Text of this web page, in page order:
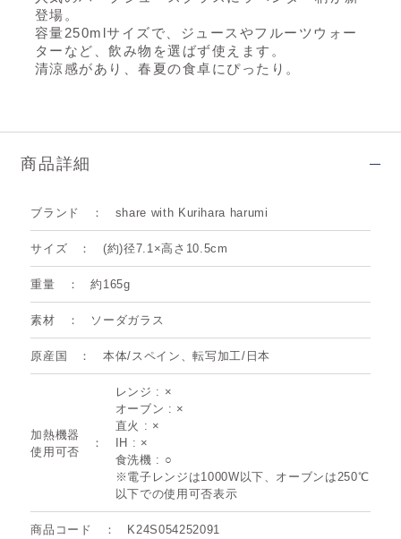
登場。
容量250mlサイズで、ジュースやフルーツウォー
ターなど、飲み物を選ばず使えます。
清涼感があり、春夏の食卓にぴったり。
商品詳細
ブランド share with Kurihara harumi
サイズ (約)径7.1×高さ10.5cm
重量 約165g
素材 ソーダガラス
原産国 本体/スペイン、転写加工/日本
加熱機器
使用可否
レンジ : ×
オーブン : ×
直火 : ×
IH : ×
食洗機 : ○
※電子レンジは1000W以下、オーブンは250℃
以下での使用可否表示
商品コード K24S054252091